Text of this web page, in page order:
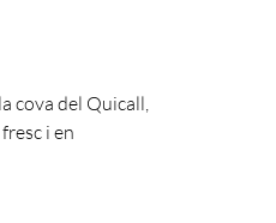
cova del Quicall,
i en